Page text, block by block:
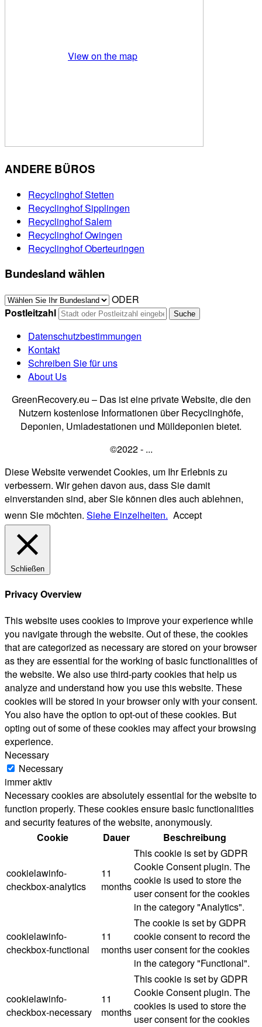
View on the map
ANDERE BÜROS
Recyclinghof Stetten
Recyclinghof Sipplingen
Recyclinghof Salem
Recyclinghof Owingen
Recyclinghof Oberteuringen
Bundesland wählen
ODER
Postleitzahl
Datenschutzbestimmungen
Kontakt
Schreiben Sie für uns
About Us
GreenRecovery.eu – Das ist eine private Website, die den
Nutzern kostenlose Informationen über Recyclinghöfe,
Deponien, Umladestationen und Mülldeponien bietet.
©2022 - ...
Diese Website verwendet Cookies, um Ihr Erlebnis zu
verbessern. Wir gehen davon aus, dass Sie damit
einverstanden sind, aber Sie können dies auch ablehnen,
wenn Sie möchten. Siehe Einzelheiten. Accept
Schließen
Privacy Overview
This website uses cookies to improve your experience while
you navigate through the website. Out of these, the cookies
that are categorized as necessary are stored on your browser
as they are essential for the working of basic functionalities of
the website. We also use third-party cookies that help us
analyze and understand how you use this website. These
cookies will be stored in your browser only with your consent.
You also have the option to opt-out of these cookies. But
opting out of some of these cookies may affect your browsing
experience.
Necessary
Necessary
immer aktiv
Necessary cookies are absolutely essential for the website to
function properly. These cookies ensure basic functionalities
and security features of the website, anonymously.
Cookie
Dauer Beschreibung
cookielawinfo-
checkbox-analytics
11
months
This cookie is set by GDPR
Cookie Consent plugin. The
cookie is used to store the
user consent for the cookies
in the category "Analytics".
cookielawinfo-
checkbox-functional
11
months
The cookie is set by GDPR
cookie consent to record the
user consent for the cookies
in the category "Functional".
cookielawinfo-
checkbox-necessary
11
months
This cookie is set by GDPR
Cookie Consent plugin. The
cookies is used to store the
user consent for the cookies